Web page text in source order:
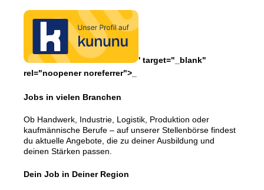
' target="_blank"
rel="noopener noreferrer">_
Jobs in vielen Branchen
Ob Handwerk, Industrie, Logistik, Produktion oder
kaufmännische Berufe – auf unserer Stellenbörse findest
du aktuelle Angebote, die zu deiner Ausbildung und
deinen Stärken passen.
Dein Job in Deiner Region